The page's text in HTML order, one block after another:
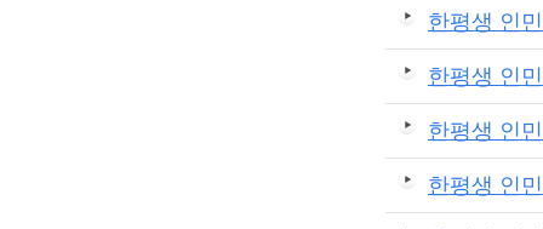
한평생 인
한평생 인
한평생 인
한평생 인